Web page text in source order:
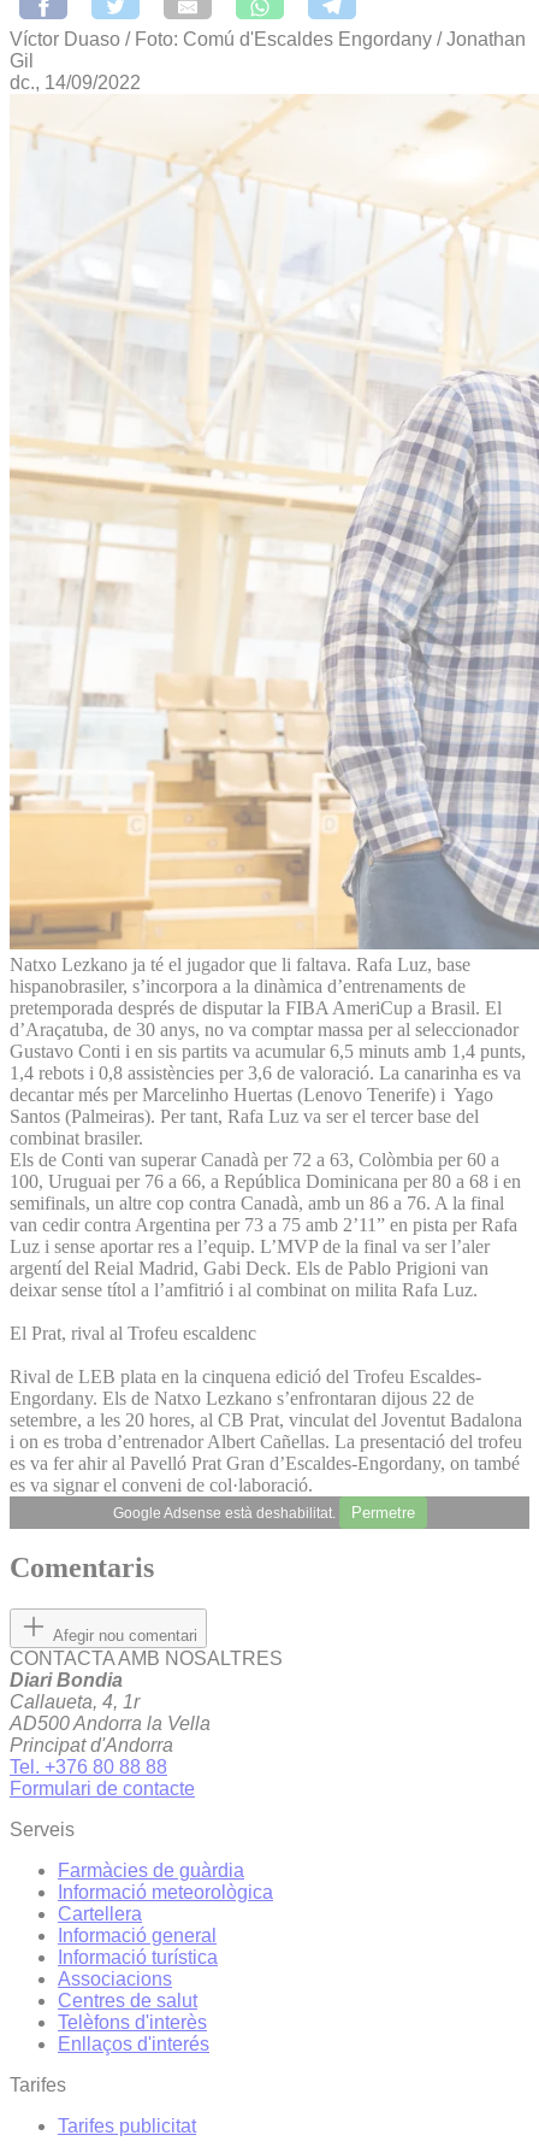
Víctor Duaso / Foto: Comú d'Escaldes Engordany / Jonathan
Gil
dc., 14/09/2022
Natxo Lezkano ja té el jugador que li faltava. Rafa Luz, base
hispanobrasiler, s’incorpora a la dinàmica d’entrenaments de
pretemporada després de disputar la FIBA AmeriCup a Brasil. El
d’Araçatuba, de 30 anys, no va comptar massa per al seleccionador
Gustavo Conti i en sis partits va acumular 6,5 minuts amb 1,4 punts,
1,4 rebots i 0,8 assistències per 3,6 de valoració. La canarinha es va
decantar més per Marcelinho Huertas (Lenovo Tenerife) i Yago
Santos (Palmeiras). Per tant, Rafa Luz va ser el tercer base del
combinat brasiler.
Els de Conti van superar Canadà per 72 a 63, Colòmbia per 60 a
100, Uruguai per 76 a 66, a República Dominicana per 80 a 68 i en
semifinals, un altre cop contra Canadà, amb un 86 a 76. A la final
van cedir contra Argentina per 73 a 75 amb 2’11” en pista per Rafa
Luz i sense aportar res a l’equip. L’MVP de la final va ser l’aler
argentí del Reial Madrid, Gabi Deck. Els de Pablo Prigioni van
deixar sense títol a l’amfitrió i al combinat on milita Rafa Luz.
El Prat, rival al Trofeu escaldenc
Rival de LEB plata en la cinquena edició del Trofeu Escaldes-
Engordany. Els de Natxo Lezkano s’enfrontaran dijous 22 de
setembre, a les 20 hores, al CB Prat, vinculat del Joventut Badalona
i on es troba d’entrenador Albert Cañellas. La presentació del trofeu
es va fer ahir al Pavelló Prat Gran d’Escaldes-Engordany, on també
es va signar el conveni de col·laboració.
Google Adsense està deshabilitat. Permetre
Comentaris
Afegir nou comentari
CONTACTA AMB NOSALTRES
Diari Bondia
Callaueta, 4, 1r
AD500 Andorra la Vella
Principat d'Andorra
Tel. +376 80 88 88
Formulari de contacte
Serveis
Farmàcies de guàrdia
Informació meteorològica
Cartellera
Informació general
Informació turística
Associacions
Centres de salut
Telèfons d'interès
Enllaços d'interés
Tarifes
Tarifes publicitat